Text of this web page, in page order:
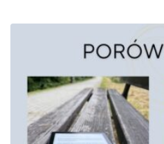
notatnik
elektroniczny
ranking